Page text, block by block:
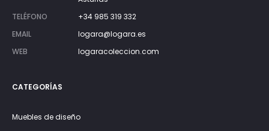
TELÉFONO
+34 985 319 332
EMAIL
logara@logara.es
WEB
logaracoleccion.com
CATEGORÍAS
Muebles de diseño